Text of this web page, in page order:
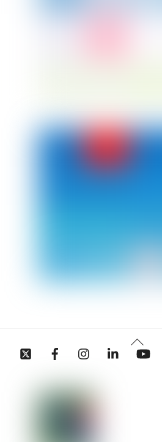
Back
To
Twitter Facebook InstagramLinkedin